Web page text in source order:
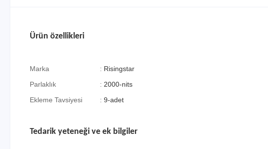
Ürün özellikleri
Marka : Risingstar
Parlaklık
: 2000-nits
Ekleme Tavsiyesi
:9-adet
Tedarik yeteneği ve ek bilgiler